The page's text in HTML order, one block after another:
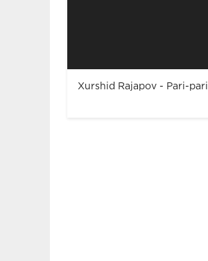
Xurshid Rajapov - Pari-pari